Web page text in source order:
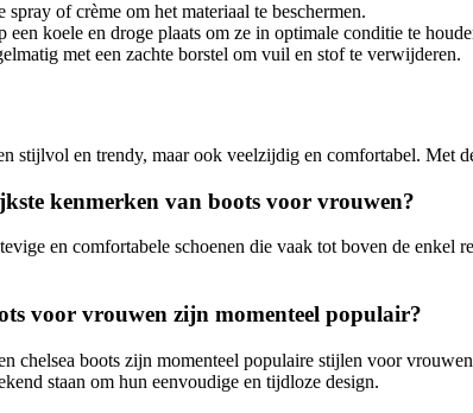
spray of crème om het materiaal te beschermen.
een koele en droge plaats om ze in optimale conditie te
met een zachte borstel om vuil en stof te verwijderen.
stijlvol en trendy, maar ook veelzijdig en comfortabel. Met
kenmerken van boots voor vrouwen?
en comfortabele schoenen die vaak tot boven de enkel
voor vrouwen zijn momenteel populair?
chelsea boots zijn momenteel populaire stijlen voor
staan om hun eenvoudige en tijdloze design.